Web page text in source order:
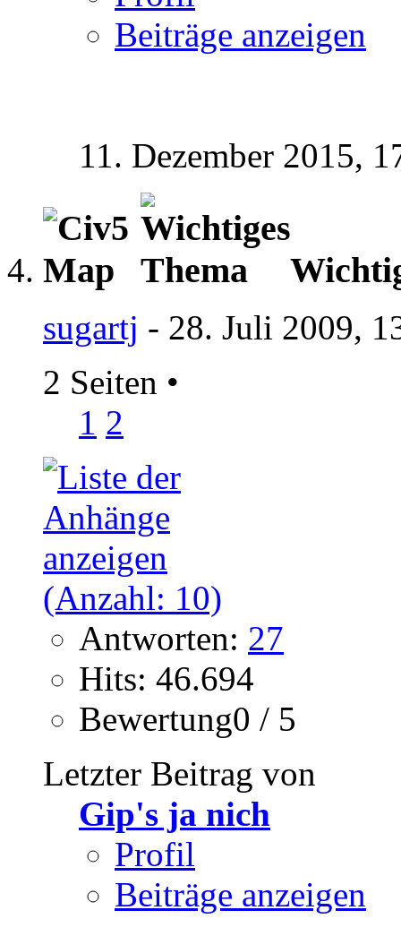
Beiträge anzeigen
11. Dezember 2015,
sugartj - 28. Juli 2009,
2 Seiten •
1 2
Antworten: 27
Hits: 46.694
Bewertung0 / 5
Letzter Beitrag von
Gip's ja nich
Profil
Beiträge anzeigen